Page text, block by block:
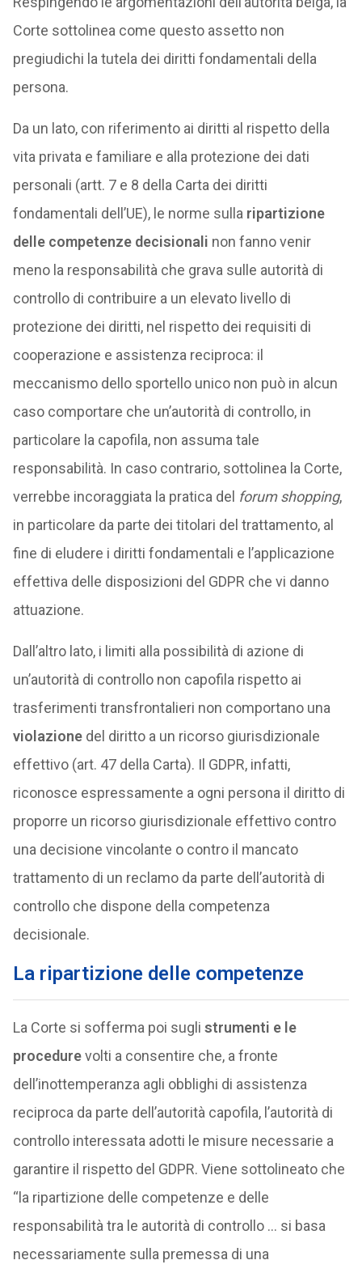
Corte sottolinea come questo assetto non
pregiudichi la tutela dei diritti fondamentali della
persona.
Da un lato, con riferimento ai diritti al rispetto della
vita privata e familiare e alla protezione dei dati
personali (artt. 7 e 8 della Carta dei diritti
fondamentali dell’UE), le norme sulla ripartizione
delle competenze decisionali non fanno venir
meno la responsabilità che grava sulle autorità di
controllo di contribuire a un elevato livello di
protezione dei diritti, nel rispetto dei requisiti di
cooperazione e assistenza reciproca: il
meccanismo dello sportello unico non può in alcun
caso comportare che un’autorità di controllo, in
particolare la capofila, non assuma tale
responsabilità. In caso contrario, sottolinea la Corte,
verrebbe incoraggiata la pratica del forum shopping,
in particolare da parte dei titolari del trattamento, al
fine di eludere i diritti fondamentali e l’applicazione
effettiva delle disposizioni del GDPR che vi danno
attuazione.
Dall’altro lato, i limiti alla possibilità di azione di
un’autorità di controllo non capofila rispetto ai
trasferimenti transfrontalieri non comportano una
violazionedel diritto a un ricorso giurisdizionale
effettivo (art. 47 della Carta). Il GDPR, infatti,
riconosce espressamente a ogni persona il diritto di
proporre un ricorso giurisdizionale effettivo contro
una decisione vincolante o contro il mancato
trattamento di un reclamo da parte dell’autorità di
controllo che dispone della competenza
decisionale.
La ripartizione delle competenze
La Corte si sofferma poi sugli strumenti e le
procedurevolti a consentire che, a fronte
dell’inottemperanza agli obblighi di assistenza
reciproca da parte dell’autorità capofila, l’autorità di
controllo interessata adotti le misure necessarie a
garantire il rispetto del GDPR. Viene sottolineato che
“la ripartizione delle competenze e delle
responsabilità tra le autorità di controllo … si basa
necessariamente sulla premessa di una